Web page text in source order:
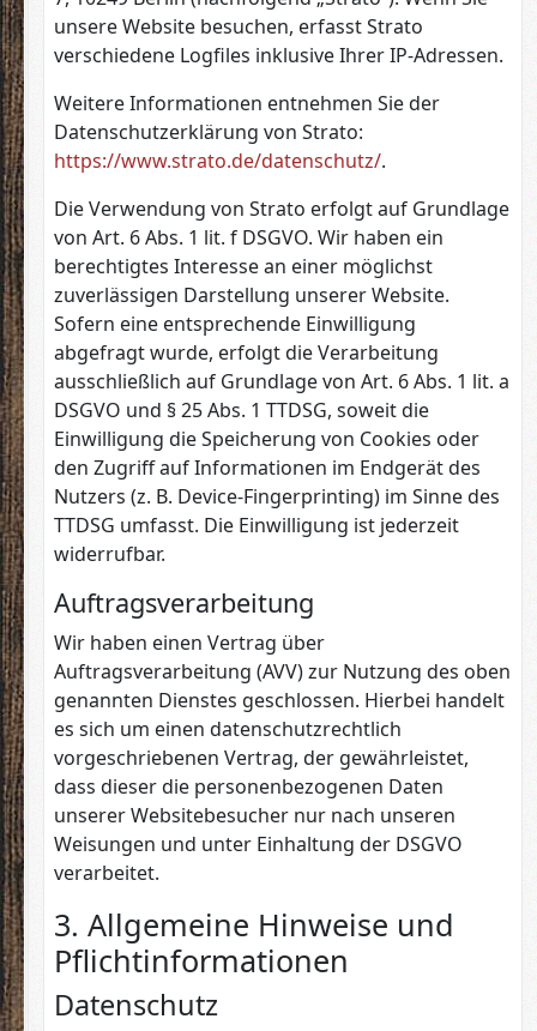
unsere Website besuchen, erfasst Strato
verschiedene Logfiles inklusive Ihrer IP-Adressen.
Weitere Informationen entnehmen Sie der
Datenschutzerklärung von Strato:
https://www.strato.de/datenschutz/.
Die Verwendung von Strato erfolgt auf Grundlage
von Art. 6 Abs. 1 lit. f DSGVO. Wir haben ein
berechtigtes Interesse an einer möglichst
zuverlässigen Darstellung unserer Website.
Sofern eine entsprechende Einwilligung
abgefragt wurde, erfolgt die Verarbeitung
ausschließlich auf Grundlage von Art. 6 Abs. 1 lit. a
DSGVO und § 25 Abs. 1 TTDSG, soweit die
Einwilligung die Speicherung von Cookies oder
den Zugriff auf Informationen im Endgerät des
Nutzers (z. B. Device-Fingerprinting) im Sinne des
TTDSG umfasst. Die Einwilligung ist jederzeit
widerrufbar.
Auftragsverarbeitung
Wir haben einen Vertrag über
Auftragsverarbeitung (AVV) zur Nutzung des oben
genannten Dienstes geschlossen. Hierbei handelt
es sich um einen datenschutzrechtlich
vorgeschriebenen Vertrag, der gewährleistet,
dass dieser die personenbezogenen Daten
unserer Websitebesucher nur nach unseren
Weisungen und unter Einhaltung der DSGVO
verarbeitet.
3. Allgemeine Hinweise und
Pflicht­informationen
Datenschutz